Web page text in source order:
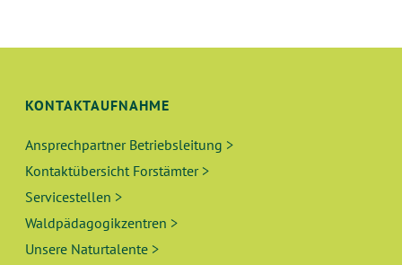
KONTAKTAUFNAHME
Ansprechpartner Betriebsleitung >
Kontaktübersicht Forstämter >
Servicestellen >
Waldpädagogikzentren >
Unsere Naturtalente >